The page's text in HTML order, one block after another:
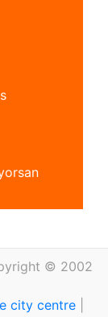
© 2002
city centre